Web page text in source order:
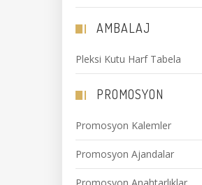
AMBALAJ
Pleksi Kutu Harf Tabela
PROMOSYON
Promosyon Kalemler
Promosyon Ajandalar